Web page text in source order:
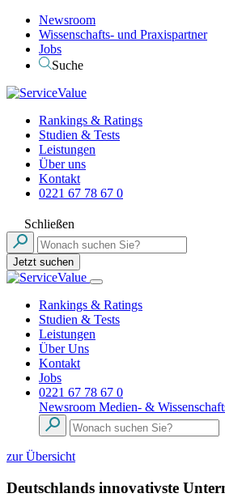
Newsroom
Wissenschafts- und Praxispartner
Jobs
Suche
Rankings & Ratings
Studien & Tests
Leistungen
Über uns
Kontakt
0221 67 78 67 0
Schließen
Jetzt suchen
Rankings & Ratings
Studien & Tests
Leistungen
Über Uns
Kontakt
Jobs
0221 67 78 67 0
Newsroom Medien- &
zur Übersicht
Deutschlands innovativste